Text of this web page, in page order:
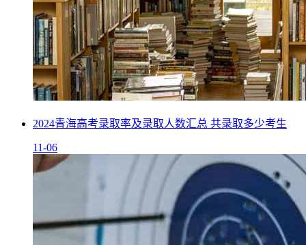
2024青海高考录取率及录取人数汇总 共录取多少考生
11-06